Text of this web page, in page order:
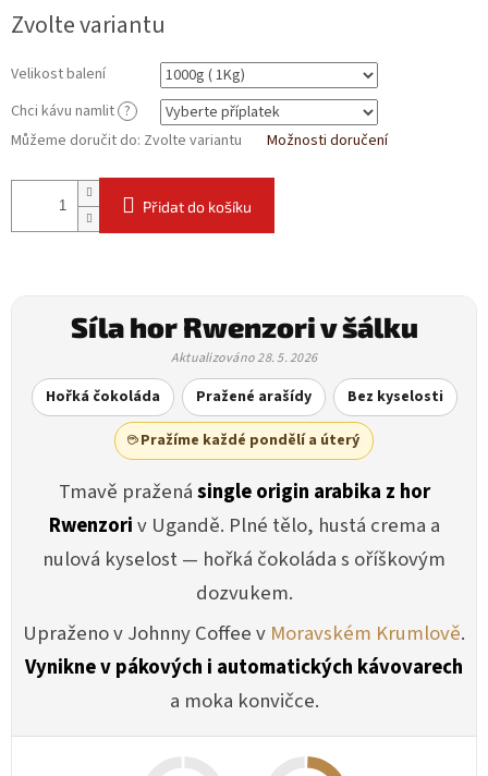
Zvolte variantu
Velikost balení
Chci kávu namlit ?
Můžeme doručit do: Zvolte variantu Možnosti doručení
Přidat do košíku
Síla hor Rwenzori v šálku
Aktualizováno 28. 5. 2026
Hořká čokoláda Pražené arašídy
Bez kyselosti
☕ Pražíme každé pondělí a úterý
Tmavě praženásingle origin arabika z hor
Rwenzoriv Ugandě. Plné tělo, hustá crema a
nulová kyselost — hořká čokoláda s oříškovým
dozvukem.
Upraženo v Johnny Coffee v Moravském Krumlově.
Vynikne v pákových i automatických kávovarech
a moka konvičce.